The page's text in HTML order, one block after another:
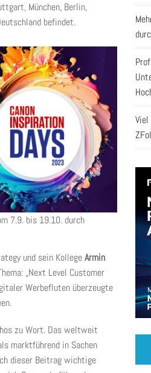
München, Berlin,
befindet.
7.9. bis 19.10. durch
und sein KollegeArmin
„Next Level Customer
Werbefluten überzeugte
zu Wort. Das weltweit
marktführend in Sachen
dieser Beitrag wichtige